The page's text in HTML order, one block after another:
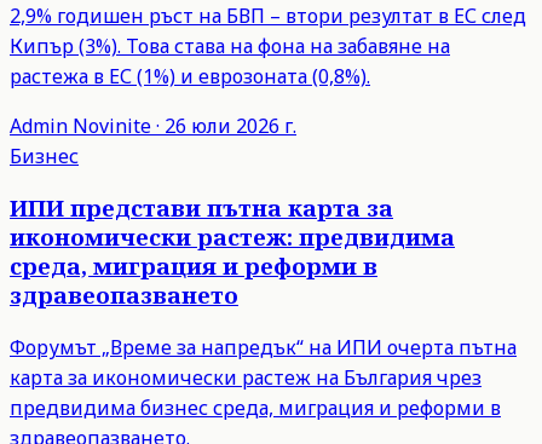
2,9% годишен ръст на БВП – втори резултат в ЕС след
Кипър (3%). Това става на фона на забавяне на
растежа в ЕС (1%) и еврозоната (0,8%).
Admin Novinite· 26 юли 2026 г.
Бизнес
ИПИ представи пътна карта за
икономически растеж: предвидима
среда, миграция и реформи в
здравеопазването
Форумът „Време за напредък“ на ИПИ очерта пътна
карта за икономически растеж на България чрез
предвидима бизнес среда, миграция и реформи в
здравеопазването.